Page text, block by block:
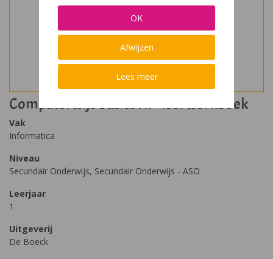
Computerwijs basics XP- leerwerkboek
Vak
Informatica
Niveau
Secundair Onderwijs, Secundair Onderwijs - ASO
Leerjaar
1
Uitgeverij
De Boeck
OK
Afwijzen
Lees meer